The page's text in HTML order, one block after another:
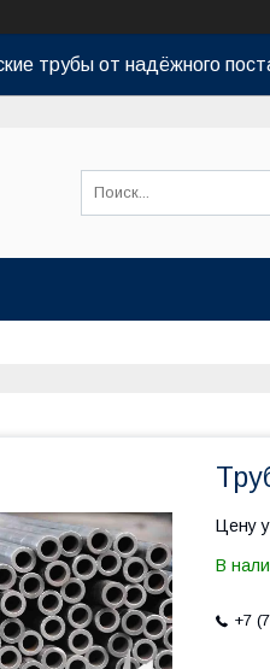
трубы от надёжного
Цену
В
+7